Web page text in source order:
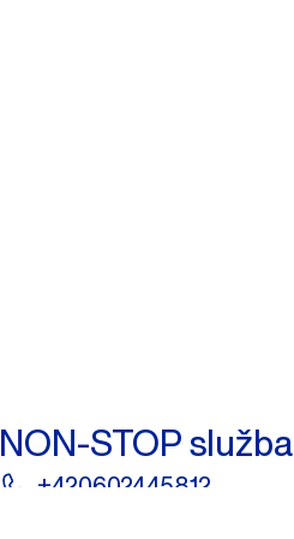
NON-STOP služba
+420602445812